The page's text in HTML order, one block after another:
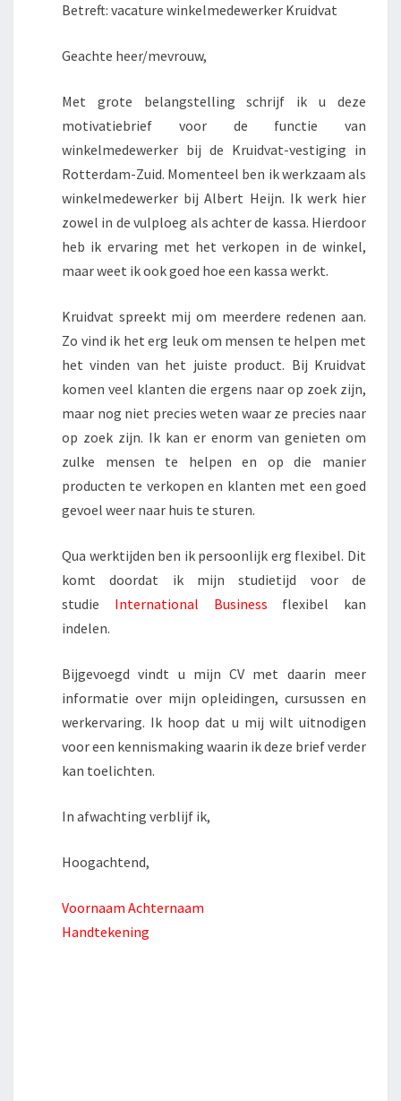
Betreft: vacature winkelmedewerker Kruidvat
Geachte heer/mevrouw,
Met grote belangstelling schrijf ik u deze
motivatiebrief voor de functie van
winkelmedewerker bij de Kruidvat-vestiging in
Rotterdam-Zuid. Momenteel ben ik werkzaam als
winkelmedewerker bij Albert Heijn. Ik werk hier
zowel in de vulploeg als achter de kassa. Hierdoor
heb ik ervaring met het verkopen in de winkel,
maar weet ik ook goed hoe een kassa werkt.
Kruidvat spreekt mij om meerdere redenen aan.
Zo vind ik het erg leuk om mensen te helpen met
het vinden van het juiste product. Bij Kruidvat
komen veel klanten die ergens naar op zoek zijn,
maar nog niet precies weten waar ze precies naar
op zoek zijn. Ik kan er enorm van genieten om
zulke mensen te helpen en op die manier
producten te verkopen en klanten met een goed
gevoel weer naar huis te sturen.
Qua werktijden ben ik persoonlijk erg flexibel. Dit
komt doordat ik mijn studietijd voor de
studie International Business flexibel kan
indelen.
Bijgevoegd vindt u mijn CV met daarin meer
informatie over mijn opleidingen, cursussen en
werkervaring. Ik hoop dat u mij wilt uitnodigen
voor een kennismaking waarin ik deze brief verder
kan toelichten.
In afwachting verblijf ik,
Hoogachtend,
Voornaam Achternaam
Handtekening